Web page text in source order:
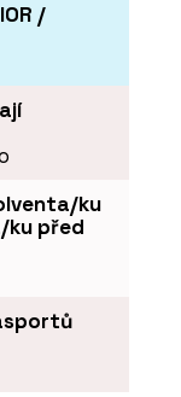
lze
/
ku
před